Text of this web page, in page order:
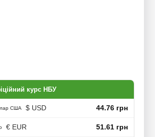
курс НБУ
США $ USD 44.76 грн
€ EUR 51.61 грн